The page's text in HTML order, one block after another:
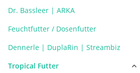
Dr. Bassleer | ARKA
Feuchtfutter / Dosenfutter
Dennerle | DuplaRin | Streambiz
Tropical Futter